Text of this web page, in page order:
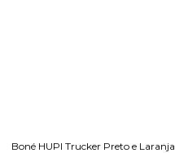
Boné HUPI Trucker Preto e Laranja